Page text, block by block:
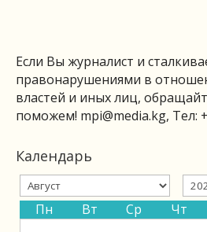
Если Вы журналист и
правонарушениями в
властей и иных лиц,
поможем! mpi@media.kg, Тел:
Календарь
Пн Вт Ср Чт